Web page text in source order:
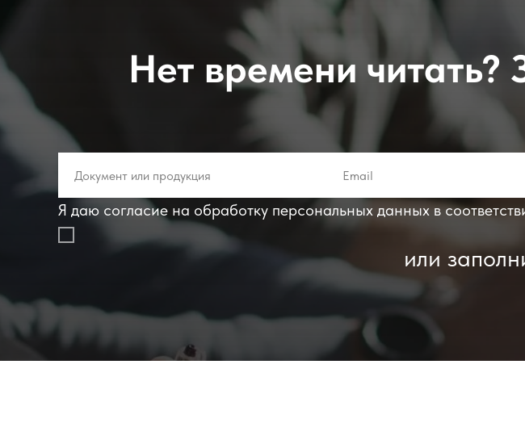
Нет времени читать?
Я даю согласие на обработку персональных данных в
или